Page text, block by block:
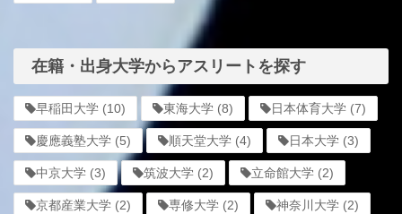
在籍・出身大学からアスリートを探す
早稲田大学 (10) 東海大学 (8) 日本体育大学 (7)
慶應義塾大学 (5) 順天堂大学 (4) 日本大学 (3)
中京大学 (3) 筑波大学 (2) 立命館大学 (2)
京都産業大学 (2) 専修大学 (2) 神奈川大学 (2)